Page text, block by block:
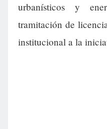
urbanísticos y
tramitación de
institucional a la